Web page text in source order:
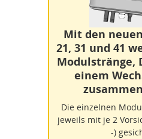
Mit den
21, 31 und 41
Modulstränge,
einem
Die einzelnen
jeweils mit je 2
-)